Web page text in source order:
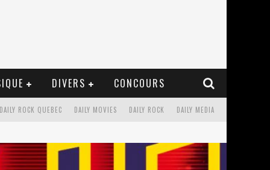
DIVERS CONCOURS
DAILY MEDIA
DAILY ROCK
DAILY MOVIES
DAILY ROCK QUEBEC